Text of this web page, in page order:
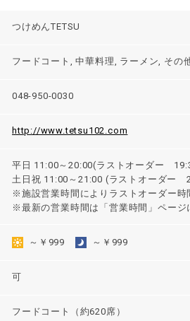
つけめんTETSU
フードコート, 中華料理, ラーメン, その
048-950-0030
http://www.tetsu102.com
平日 11:00～20:00(ラストオーダー
土日祝 11:00～21:00 (ラストオーダー
※施設営業時間によりラストオーダー時
※最新の営業時間は「営業時間」ページ
～￥999 ～￥999
可
フードコート（約620席）